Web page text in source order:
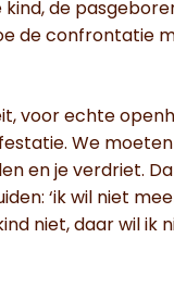
de
de confrontatie
voor echte
We
en je verdriet.
‘ik wil niet
niet, daar wil ik